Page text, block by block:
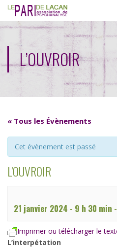
L’OUVROIR
« Tous les Évènements
Cet évènement est passé
L’OUVROIR
21 janvier 2024 - 9 h 30 min -
Imprimer ou télécharger le
L’interpétation